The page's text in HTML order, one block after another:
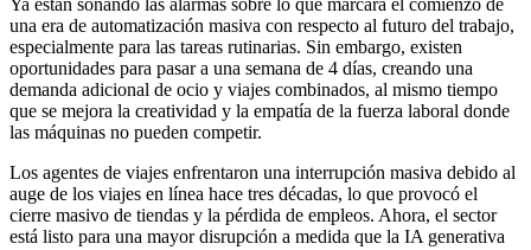
una era de automatización masiva con respecto al futuro del trabajo,
especialmente para las tareas rutinarias. Sin embargo, existen
oportunidades para pasar a una semana de 4 días, creando una
demanda adicional de ocio y viajes combinados, al mismo tiempo
que se mejora la creatividad y la empatía de la fuerza laboral donde
las máquinas no pueden competir.
Los agentes de viajes enfrentaron una interrupción masiva debido al
auge de los viajes en línea hace tres décadas, lo que provocó el
cierre masivo de tiendas y la pérdida de empleos. Ahora, el sector
está listo para una mayor disrupción a medida que la IA generativa